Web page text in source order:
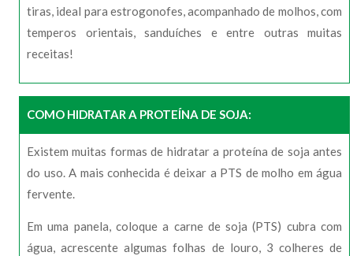
tiras, ideal para estrogonofes, acompanhado de molhos, com
temperos orientais, sanduíches e entre outras muitas
receitas!
COMO HIDRATAR A PROTEÍNA DE SOJA:
Existem muitas formas de hidratar a proteína de soja antes
do uso. A mais conhecida é deixar a PTS de molho em água
fervente.
Em uma panela, coloque a carne de soja (PTS) cubra com
água, acrescente algumas folhas de louro, 3 colheres de